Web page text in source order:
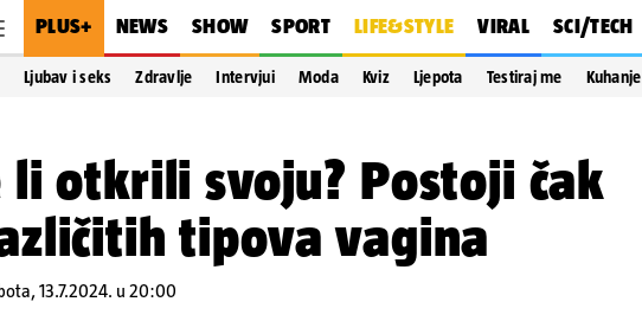
PLUS+ NEWS SHOW SPORT LIFE&STYLE VIRAL SCI/TECH
Ljubav i seks Zdravlje Intervjui Moda Kviz Ljepota Testiraj me Kuhanje
li otkrili svoju? Postoji čak
tipova vagina
13.7.2024. u 20:00